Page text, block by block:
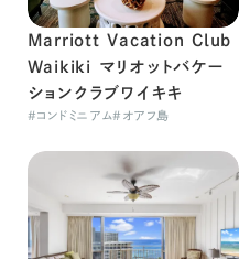
Marriott Vacation Club
Waikiki マリオットバケー
ションクラブワイキキ
#コンドミニアム# オアフ島